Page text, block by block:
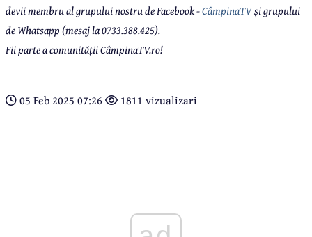
devii membru al grupului nostru de Facebook -CâmpinaTVși grupului
de Whatsapp (mesaj la 0733.388.425).
Fii parte a comunității CâmpinaTV.ro!
05 Feb 2025 07:26 1811 vizualizari